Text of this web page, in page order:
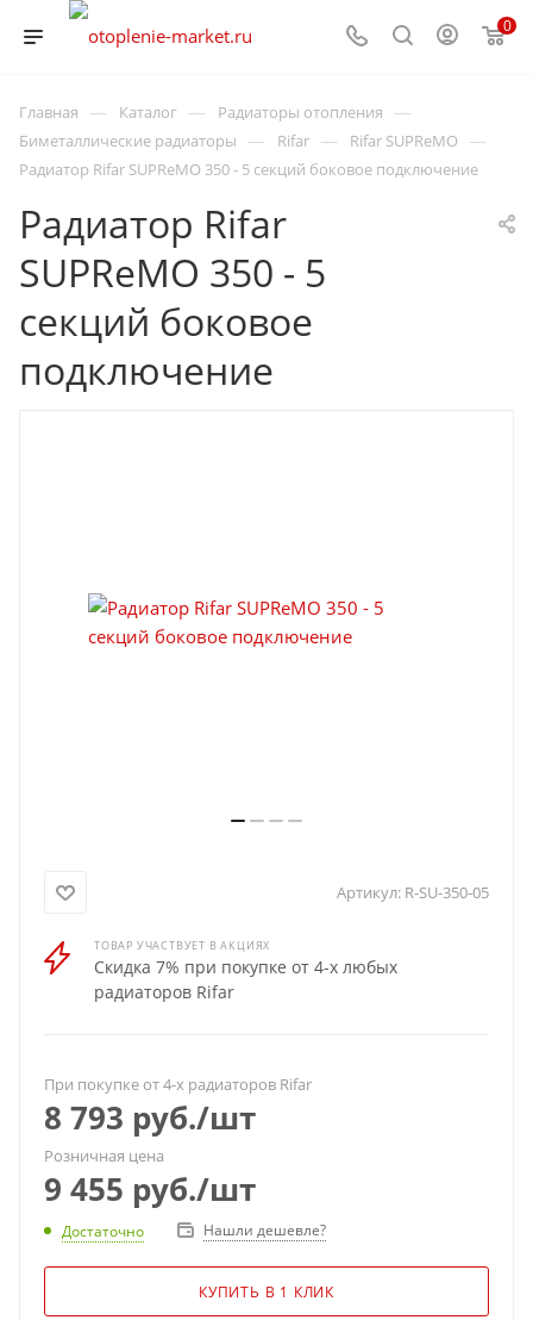
0
Главная — Каталог — Радиаторы отопления —
Биметаллические радиаторы — Rifar — Rifar SUPReMO —
Радиатор Rifar SUPReMO 350 - 5 секций боковое подключение
Радиатор Rifar
SUPReMO 350 - 5
секций боковое
подключение
Артикул: R-SU-350-05
ТОВАР УЧАСТВУЕТ В АКЦИЯХ
Скидка 7% при покупке от 4-х любых
радиаторов Rifar
При покупке от 4-х радиаторов Rifar
8 793 руб./шт
Розничная цена
9 455 руб./шт
Достаточно Нашли дешевле?
КУПИТЬ В 1 КЛИК